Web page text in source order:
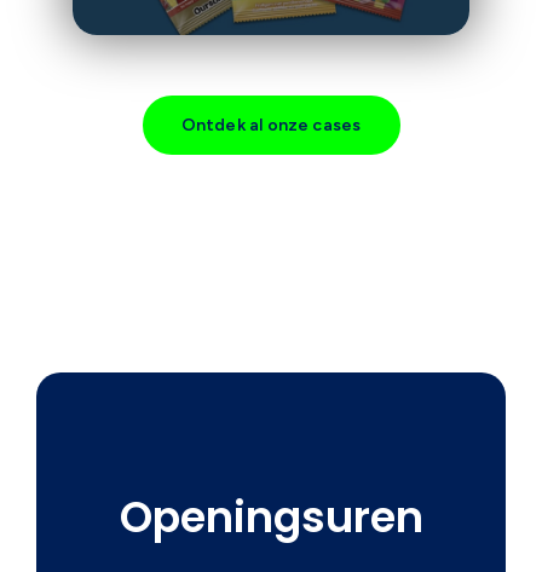
Ontdek al onze cases
Openingsuren